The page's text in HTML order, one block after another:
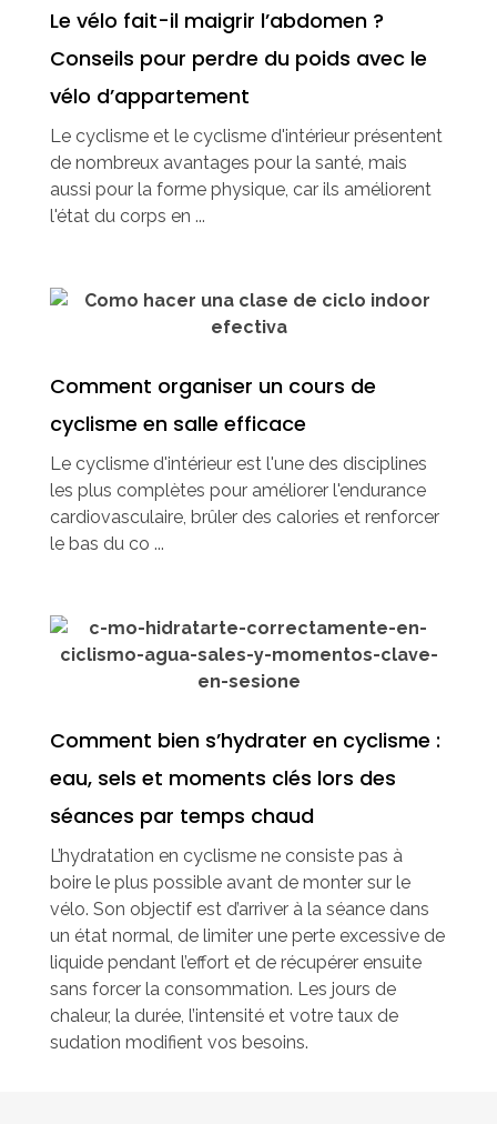
Le vélo fait-il maigrir l’abdomen ?
Conseils pour perdre du poids avec le
vélo d’appartement
Le cyclisme et le cyclisme d'intérieur présentent
de nombreux avantages pour la santé, mais
aussi pour la forme physique, car ils améliorent
l'état du corps en ...
Comment organiser un cours de
cyclisme en salle efficace
Le cyclisme d'intérieur est l'une des disciplines
les plus complètes pour améliorer l'endurance
cardiovasculaire, brûler des calories et renforcer
le bas du co ...
Comment bien s’hydrater en cyclisme :
eau, sels et moments clés lors des
séances par temps chaud
L’hydratation en cyclisme ne consiste pas à
boire le plus possible avant de monter sur le
vélo. Son objectif est d’arriver à la séance dans
un état normal, de limiter une perte excessive de
liquide pendant l’effort et de récupérer ensuite
sans forcer la consommation. Les jours de
chaleur, la durée, l’intensité et votre taux de
sudation modifient vos besoins.